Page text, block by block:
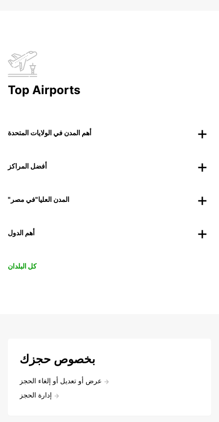
Top Airports
أهم المدن في الولايات المتحدة
أفضل المراكز
"المدن العليا"في مصر
أهم الدول
كل البلدان
بخصوص حجزك
عرض أو تعديل أو إلغاء الحجز
إدارة الحجز